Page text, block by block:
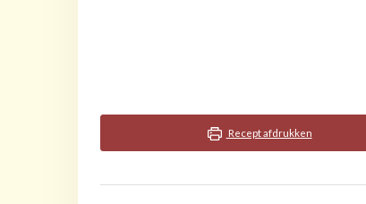
Recept afdrukken